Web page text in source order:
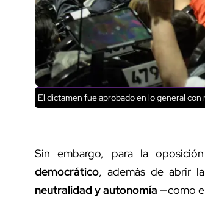
El dictamen fue aprobado en lo general con
Sin embargo, para la
democrático, además de abrir
neutralidad y autonomía —como